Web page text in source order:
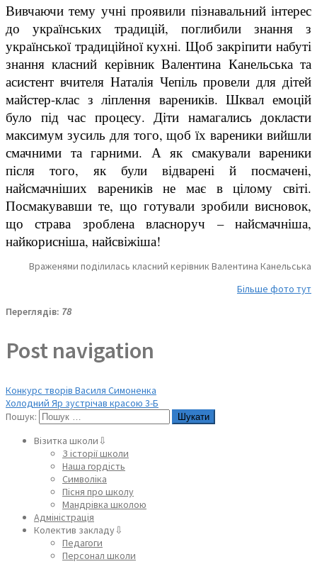
Вивчаючи тему учні проявили пізнавальний інтерес
до українських традицій, поглибили знання з
української традиційної кухні. Щоб закріпити набуті
знання класний керівник Валентина Канельська та
асистент вчителя Наталія Чепіль провели для дітей
майстер-клас з ліплення вареників. Шквал емоцій
було під час процесу. Діти намагались докласти
максимум зусиль для того, щоб їх вареники вийшли
смачними та гарними. А як смакували вареники
після того, як були відварені й посмачені,
найсмачніших вареників не має в цілому світі.
Посмакувавши те, що готували зробили висновок,
що страва зроблена власноруч – найсмачніша,
найкорисніша, найсвіжіша!
Враженями поділилась класний керівник Валентина Канельська
Більше фото тут
Переглядів: 78
Post navigation
Конкурс творів Василя Симоненка
Холодний Яр зустрічав красою 3-Б
Пошук:
Візитка школи⇩
З історії школи
Наша гордість
Символіка
Пісня про школу
Мандрівка школою
Адміністрація
Колектив закладу⇩
Педагоги
Персонал школи